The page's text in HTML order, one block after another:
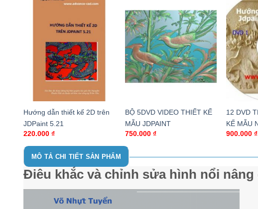
Hướng dẫn thiết kế 2D trên
JDPaint 5.21
220.000 ₫
BỘ 5DVD VIDEO THIẾT KẾ
MẪU JDPAINT
750.000 ₫
12 DVD
KẾ MẪU
JDPAINT
900.000₫
MÔ TẢ CHI TIẾT SẢN PHẨM
Điêu khắc và chỉnh sửa hình nổi nâng